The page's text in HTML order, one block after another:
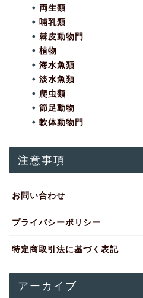
両生類
哺乳類
棘皮動物門
植物
海水魚類
淡水魚類
爬虫類
節足動物
軟体動物門
注意事項
お問い合わせ
プライバシーポリシー
特定商取引法に基づく表記
アーカイブ